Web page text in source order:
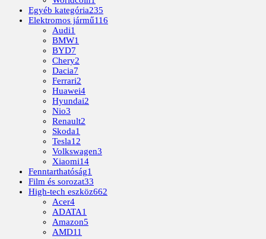
Egyéb kategória235
Elektromos jármű116
Audi1
BMW1
BYD7
Chery2
Dacia7
Ferrari2
Huawei4
Hyundai2
Nio3
Renault2
Skoda1
Tesla12
Volkswagen3
Xiaomi14
Fenntarthatóság1
Film és sorozat33
High-tech eszköz662
Acer4
ADATA1
Amazon5
AMD11